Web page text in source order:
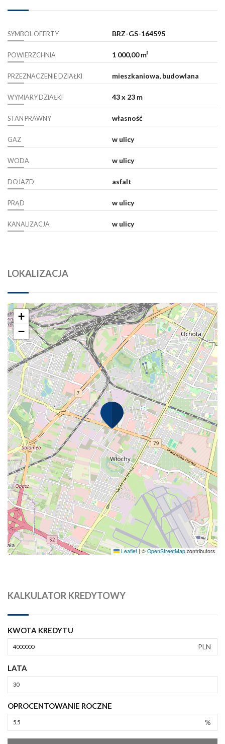
SYMBOL OFERTY BRZ-GS-164595
POWIERZCHNIA 1 000,00 m²
PRZEZNACZENIE DZIAŁKI mieszkaniowa, budowlana
WYMIARY DZIAŁKI 43 x 23 m
STAN PRAWNY własność
GAZ w ulicy
WODA w ulicy
DOJAZD asfalt
PRĄD w ulicy
KANALIZACJA w ulicy
LOKALIZACJA
+
−
Leaflet | © OpenStreetMap contributors
KALKULATOR KREDYTOWY
KWOTA KREDYTU
PLN
LATA
OPROCENTOWANIE ROCZNE
%